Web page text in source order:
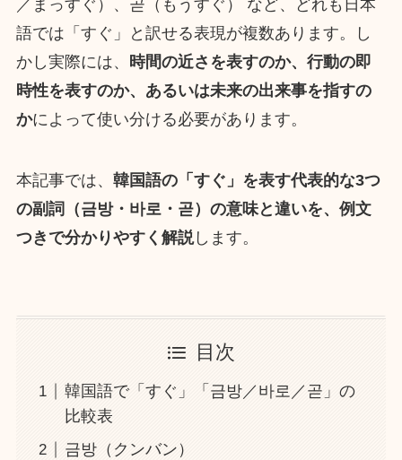
／まっすぐ）、 곧 （もうすぐ） など、どれも日本
語では「すぐ」と訳せる表現が複数あります。し
かし実際には、
時間の近さを表すのか、行動の即
時性を表すのか、あるいは未来の出来事を指すの
かによって使い分ける必要があります。
本記事では、 韓国語の「すぐ」を表す代表的な3つ
の副詞（금방・바로・곧）の意味と違いを、例文
つきで分かりやすく解説します。
目次
韓国語で「すぐ」「금방／바로／곧」の
比較表
금방（クンバン）